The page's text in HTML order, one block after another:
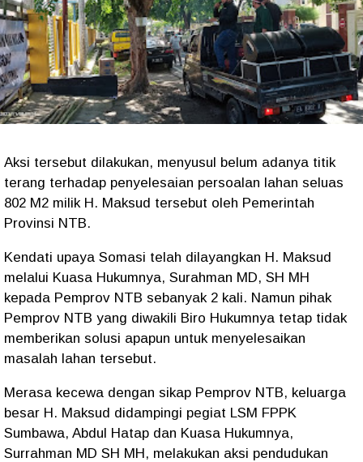
Aksi tersebut dilakukan, menyusul belum adanya titik
terang terhadap penyelesaian persoalan lahan seluas
802 M2 milik H. Maksud tersebut oleh Pemerintah
Provinsi NTB.
Kendati upaya Somasi telah dilayangkan H. Maksud
melalui Kuasa Hukumnya, Surahman MD, SH MH
kepada Pemprov NTB sebanyak 2 kali. Namun pihak
Pemprov NTB yang diwakili Biro Hukumnya tetap tidak
memberikan solusi apapun untuk menyelesaikan
masalah lahan tersebut.
Merasa kecewa dengan sikap Pemprov NTB, keluarga
besar H. Maksud didampingi pegiat LSM FPPK
Sumbawa, Abdul Hatap dan Kuasa Hukumnya,
Surrahman MD SH MH, melakukan aksi pendudukan